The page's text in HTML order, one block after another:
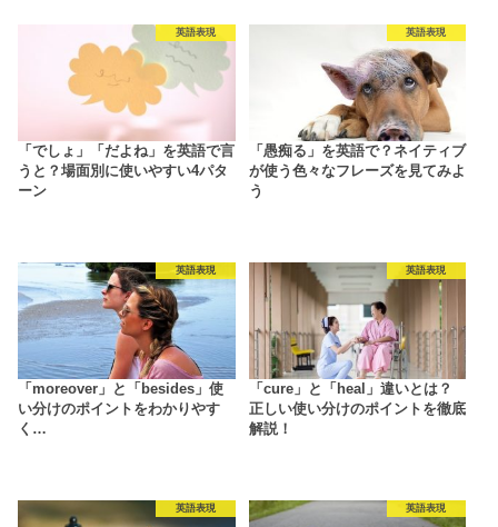
英語表現
「でしょ」「だよね」を英語で言
うと？場面別に使いやすい4パタ
ーン
英語表現
「愚痴る」を英語で？ネイティブ
が使う色々なフレーズを見てみよ
う
英語表現
「moreover」と「besides」使
い分けのポイントをわかりやす
く…
英語表現
「cure」と「heal」違いとは？
正しい使い分けのポイントを徹底
解説！
英語表現 英語表現